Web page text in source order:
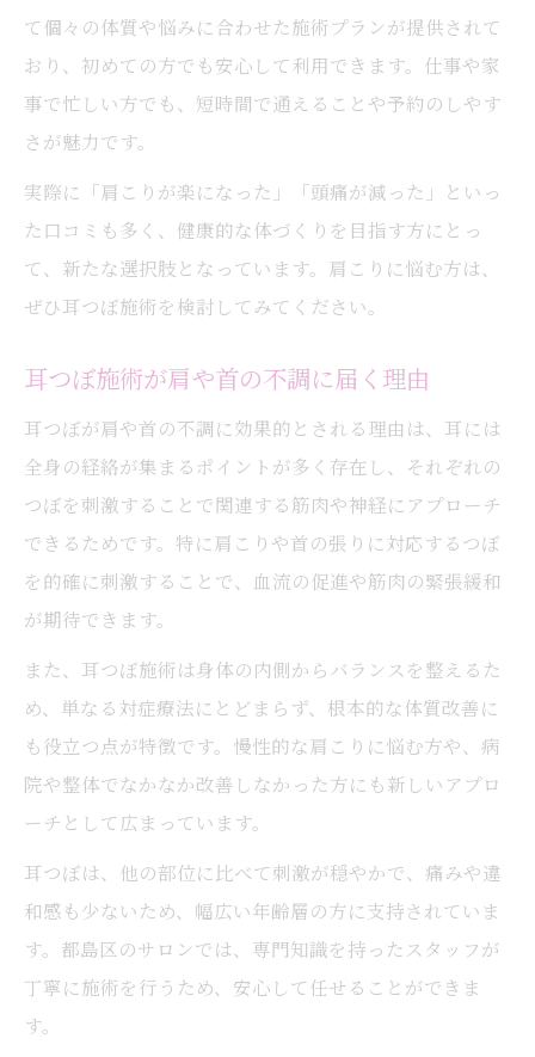
て個々の体質や悩みに合わせた施術プランが提供されて
おり、初めての方でも安心して利用できます。仕事や家
事で忙しい方でも、短時間で通えることや予約のしやす
さが魅力です。
実際に「肩こりが楽になった」「頭痛が減った」といっ
た口コミも多く、健康的な体づくりを目指す方にとっ
て、新たな選択肢となっています。肩こりに悩む方は、
ぜひ耳つぼ施術を検討してみてください。
耳つぼ施術が肩や首の不調に届く理由
耳つぼが肩や首の不調に効果的とされる理由は、耳には
全身の経絡が集まるポイントが多く存在し、それぞれの
つぼを刺激することで関連する筋肉や神経にアプローチ
できるためです。特に肩こりや首の張りに対応するつぼ
を的確に刺激することで、血流の促進や筋肉の緊張緩和
が期待できます。
また、耳つぼ施術は身体の内側からバランスを整えるた
め、単なる対症療法にとどまらず、根本的な体質改善に
も役立つ点が特徴です。慢性的な肩こりに悩む方や、病
院や整体でなかなか改善しなかった方にも新しいアプロ
ーチとして広まっています。
耳つぼは、他の部位に比べて刺激が穏やかで、痛みや違
和感も少ないため、幅広い年齢層の方に支持されていま
す。都島区のサロンでは、専門知識を持ったスタッフが
丁寧に施術を行うため、安心して任せることができま
す。